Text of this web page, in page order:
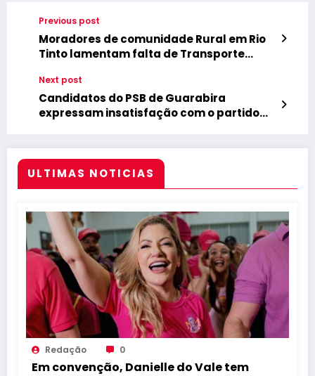
Previous post
Moradores de comunidade Rural em Rio
Tinto lamentam falta de Transporte
Next post
Candidatos do PSB de Guarabira
expressam insatisfação com o partido
ULTIMAS NOTICIAS
Redação 0
Em convenção, Danielle do Vale tem